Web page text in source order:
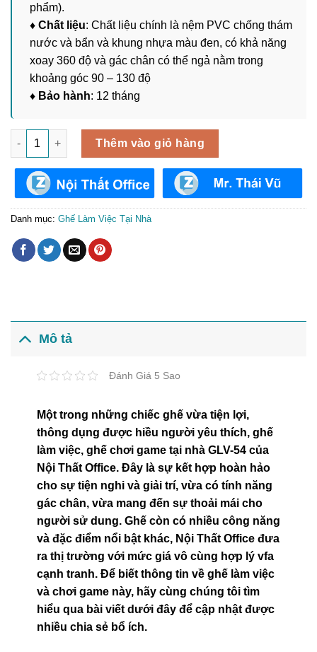
phẩm).
♦ Chất liệu: Chất liệu chính là nệm PVC chống thám
nước và bẩn và khung nhựa màu đen, có khả năng
xoay 360 độ và gác chân có thể ngả nằm trong
khoảng góc 90 – 130 độ
♦ Bảo hành: 12 tháng
Ghế Làm Việc, Ghế Chơi Game Tại Nhà GLV-54 số lượng
Thêm vào giỏ hàng
Danh mục: Ghế Làm Việc Tại Nhà
Mô tả
Đánh Giá 5 Sao
Một trong những chiếc ghế vừa tiện lợi,
thông dụng được hiều người yêu thích, ghế
làm việc, ghế chơi game tại nhà GLV-54 của
Nội Thất Office. Đây là sự kết hợp hoàn hảo
cho sự tiện nghi và giải trí, vừa có tính năng
gác chân, vừa mang đến sự thoải mái cho
người sử dung. Ghế còn có nhiều công năng
và đặc điểm nổi bật khác, Nội Thất Office đưa
ra thị trường với mức giá vô cùng hợp lý vfa
cạnh tranh. Để biết thông tin về ghế làm việc
và chơi game này, hãy cùng chúng tôi tìm
hiểu qua bài viết dưới đây để cập nhật được
nhiều chia sẻ bổ ích.